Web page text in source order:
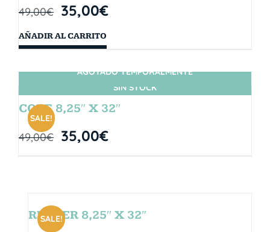
49,00€ 35,00€
AÑADIR AL CARRITO
SIN STOCK
SALE!
AGOTADO TEMPORALMENTE
CORE 8,25″ X 32″
49,00€ 35,00€
SALE!
RUBBER 8,25″ X 32″